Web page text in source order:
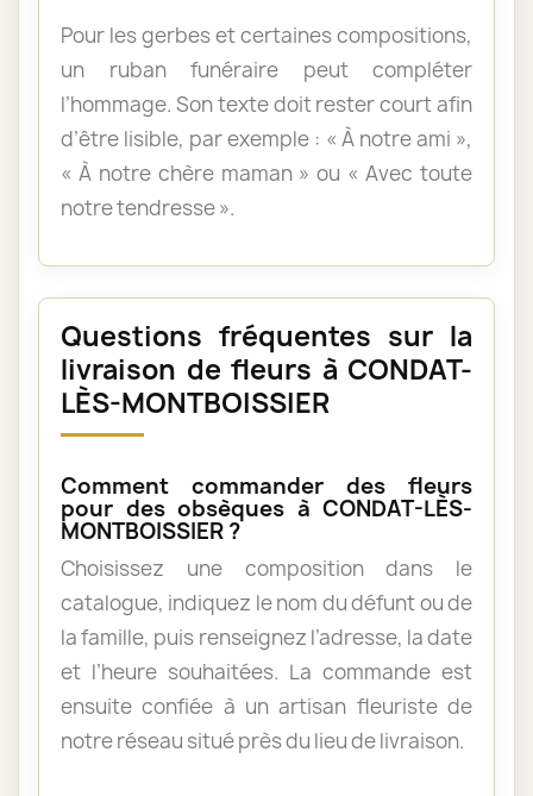
Pour les gerbes et certaines compositions,
un ruban funéraire peut compléter
l’hommage. Son texte doit rester court afin
d’être lisible, par exemple : « À notre ami »,
« À notre chère maman » ou « Avec toute
notre tendresse ».
Questions fréquentes sur la
livraison de fleurs à CONDAT-
LÈS-MONTBOISSIER
Comment commander des fleurs
pour des obsèques à CONDAT-LÈS-
MONTBOISSIER ?
Choisissez une composition dans le
catalogue, indiquez le nom du défunt ou de
la famille, puis renseignez l’adresse, la date
et l’heure souhaitées. La commande est
ensuite confiée à un artisan fleuriste de
notre réseau situé près du lieu de livraison.